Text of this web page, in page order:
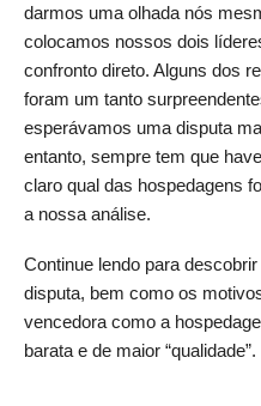
darmos uma olhada nós
colocamos nossos dois
confronto direto. Alguns dos
foram um tanto
esperávamos uma disputa
entanto, sempre tem que
claro qual das hospedagens
a nossa análise.
Continue lendo para
disputa, bem como os
vencedora como a
barata e de maior “qualidade”.